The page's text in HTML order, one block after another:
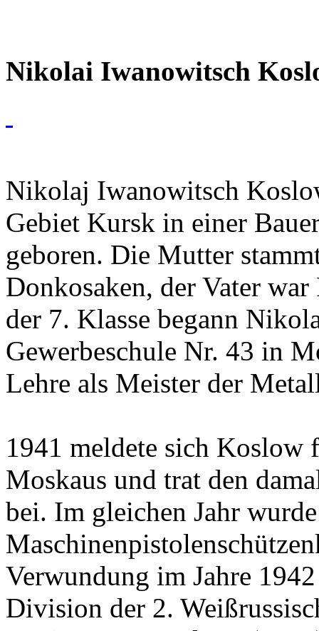
Nikolai Iwanowitsch
Nikolaj Iwanowitsch
Gebiet Kursk in einer
geboren. Die Mutter
Donkosaken, der Vater
der 7. Klasse begann
Gewerbeschule Nr. 43 in
Lehre als Meister der
1941 meldete sich
Moskaus und trat den
bei. Im gleichen Jahr
Verwundung im Jahre
Division der 2.